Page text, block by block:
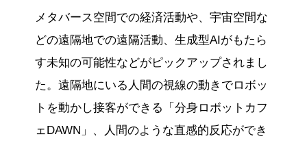
メタバース空間での経済活動や、宇宙空間な
どの遠隔地での遠隔活動、生成型AIがもたら
す未知の可能性などがピックアップされまし
た。遠隔地にいる人間の視線の動きでロボッ
トを動かし接客ができる「分身ロボットカフ
ェDAWN」、人間のような直感的反応ができ